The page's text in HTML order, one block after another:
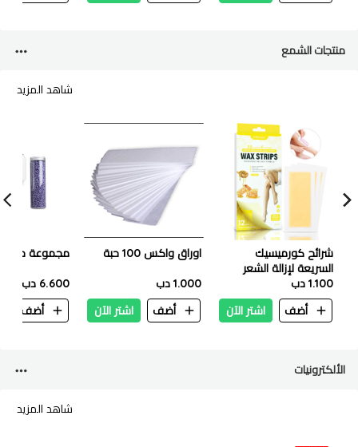
منتجات الشمع
شاهد المزيد
شرائح كورميسيك
السريعة لإزالة الشعر
العسل
1.100 دب
أضف
اشتر الآن
اوراق واكس 100 حبة
1.000 دب
أضف
اشتر الآن
مجموعة حزمة
6.600 دب
أضف
الألكترونيات
شاهد المزيد